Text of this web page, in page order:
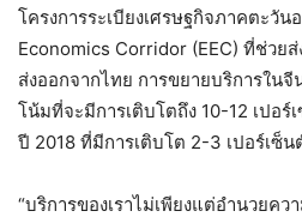
โครงการระเบียงเศรษฐกิจภาคตะวัน
Economics Corridor (EEC) ที่ช่วย
ส่งออกจากไทย การขยายบริการใน
โน้มที่จะมีการเติบโตถึง 10-12 เปอร์
ปี 2018 ที่มีการเติบโต 2-3 เปอร์เซ็น
“บริการของเราไม่เพียงแต่อำนวยค